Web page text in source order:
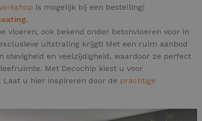
is mogelijk bij een bestelling!
vloeren, ook bekend onder betonvloeren voor in
uitstraling krijgt! Met een ruim aanbod
en veelzijdigheid, waardoor ze perfect
Met Decochip kiest u voor
u hier inspireren door de prachtige